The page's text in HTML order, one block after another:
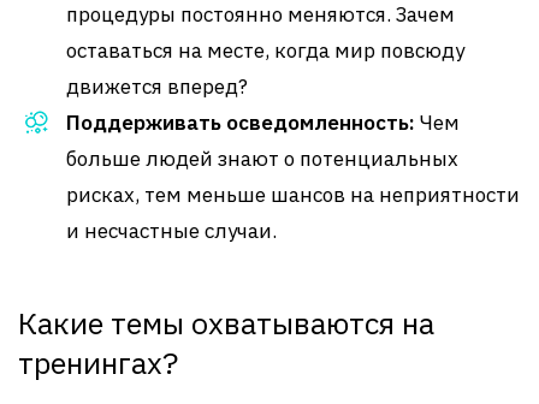
процедуры постоянно меняются. Зачем
оставаться на месте, когда мир повсюду
движется вперед?
Поддерживать осведомленность: Чем
больше людей знают о потенциальных
рисках, тем меньше шансов на неприятности
и несчастные случаи.
Какие темы охватываются на
тренингах?